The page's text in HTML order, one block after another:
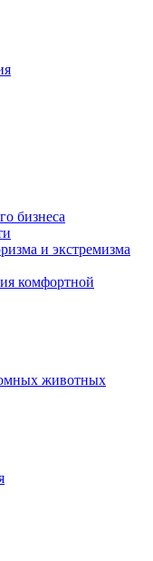
бизнеса
и экстремизма
комфортной
животных